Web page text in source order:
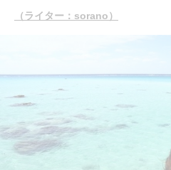
（ライター：sorano）